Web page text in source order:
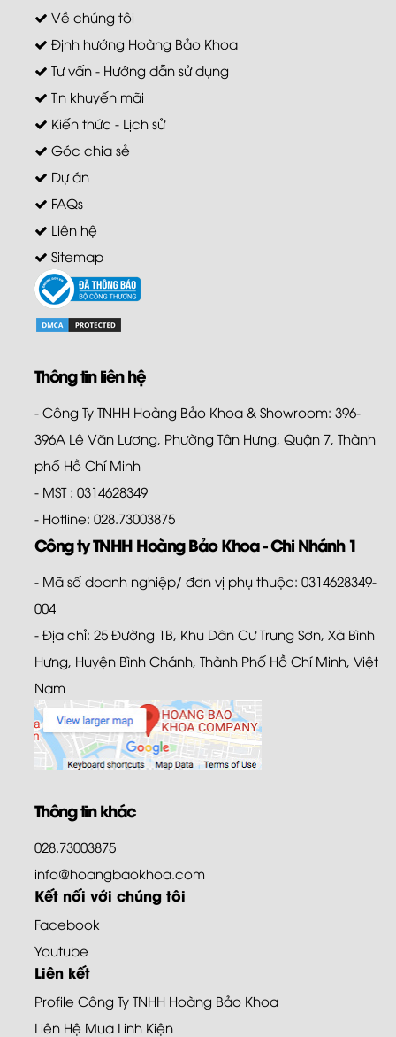
Về chúng tôi
Định hướng Hoàng Bảo Khoa
Tư vấn - Hướng dẫn sử dụng
Tin khuyến mãi
Kiến thức - Lịch sử
Góc chia sẻ
Dự án
FAQs
Liên hệ
Sitemap
Thông tin liên hệ
- Công Ty TNHH Hoàng Bảo Khoa & Showroom: 396-
396A Lê Văn Lương, Phường Tân Hưng, Quận 7, Thành
phố Hồ Chí Minh
- MST : 0314628349
- Hotline: 028.73003875
Công ty TNHH Hoàng Bảo Khoa - Chi Nhánh 1
- Mã số doanh nghiệp/ đơn vị phụ thuộc: 0314628349-
004
- Địa chỉ: 25 Đường 1B, Khu Dân Cư Trung Sơn, Xã Bình
Hưng, Huyện Bình Chánh, Thành Phố Hồ Chí Minh, Việt
Nam
Thông tin khác
028.73003875
info@hoangbaokhoa.com
Kết nối với chúng tôi
Facebook
Youtube
Liên kết
Profile Công Ty TNHH Hoàng Bảo Khoa
Liên Hệ Mua Linh Kiện